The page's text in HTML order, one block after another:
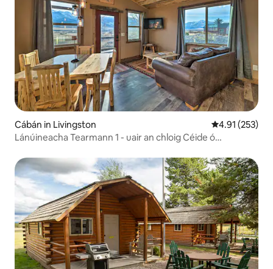
Cábán in Livingston Meánrátáil
4.91 (253)
Lánúineacha Tearmann 1 - uair an chloig Céide ó